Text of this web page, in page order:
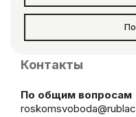
Контакты
По общим вопросам